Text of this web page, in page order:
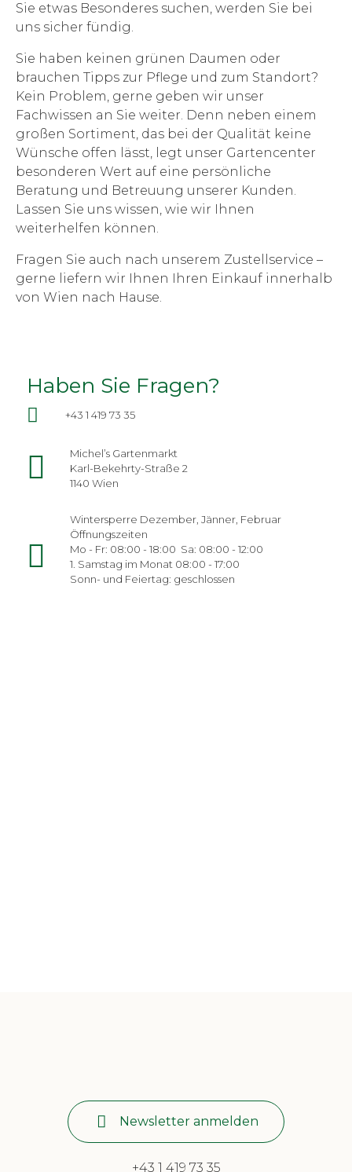
Sie etwas Besonderes suchen, werden Sie bei
uns sicher fündig.
Sie haben keinen grünen Daumen oder
brauchen Tipps zur Pflege und zum Standort?
Kein Problem, gerne geben wir unser
Fachwissen an Sie weiter. Denn neben einem
großen Sortiment, das bei der Qualität keine
Wünsche offen lässt, legt unser Gartencenter
besonderen Wert auf eine persönliche
Beratung und Betreuung unserer Kunden.
Lassen Sie uns wissen, wie wir Ihnen
weiterhelfen können.
Fragen Sie auch nach unserem Zustellservice –
gerne liefern wir Ihnen Ihren Einkauf innerhalb
von Wien nach Hause.
Haben Sie Fragen?
+43 1 419 73 35
Michel’s Gartenmarkt
Karl-Bekehrty-Straße 2
1140 Wien
Wintersperre Dezember, Jänner, Februar
Öffnungszeiten
Mo - Fr: 08:00 - 18:00 Sa: 08:00 - 12:00
1. Samstag im Monat 08:00 - 17:00
Sonn- und Feiertag: geschlossen
Newsletter anmelden
+43 1 419 73 35